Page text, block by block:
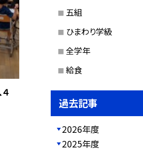
五組
ひまわり学級
全学年
給食
過去記事
2026年度
2025年度